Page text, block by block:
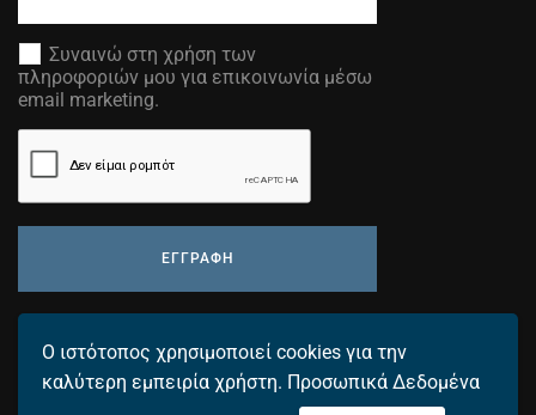
Ο ιστότοπος χρησιμοποιεί cookies για την
καλύτερη εμπειρία χρήστη. Προσωπικά Δεδομένα
Συναινώ στη χρήση των
πληροφοριών μου για επικοινωνία μέσω
email marketing.
ΕΓΓΡΑΦΗ
Προσθέστε τη διεύθυνση email σας για να λαμβάνετε τα
τελευταία μας νέα.